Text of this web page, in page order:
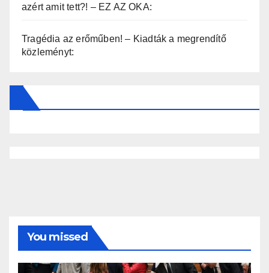
azért amit tett?! – EZ AZ OKA:
Tragédia az erőműben! – Kiadták a megrendítő
közleményt:
You missed